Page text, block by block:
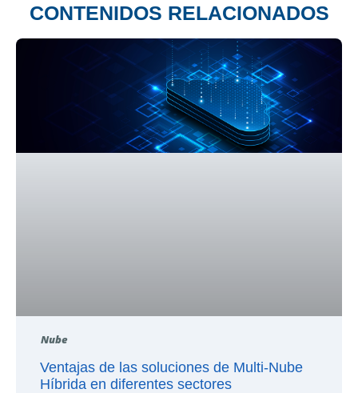
CONTENIDOS RELACIONADOS
Nube
Ventajas de las soluciones de Multi-Nube
Híbrida en diferentes sectores